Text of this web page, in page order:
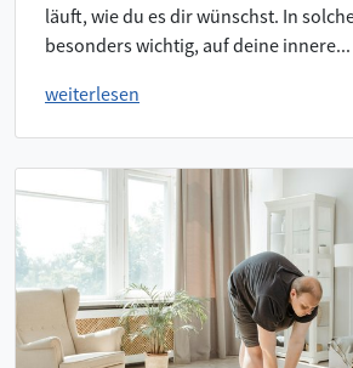
läuft, wie du es dir wünschst. In
besonders wichtig, auf deine innere...
weiterlesen